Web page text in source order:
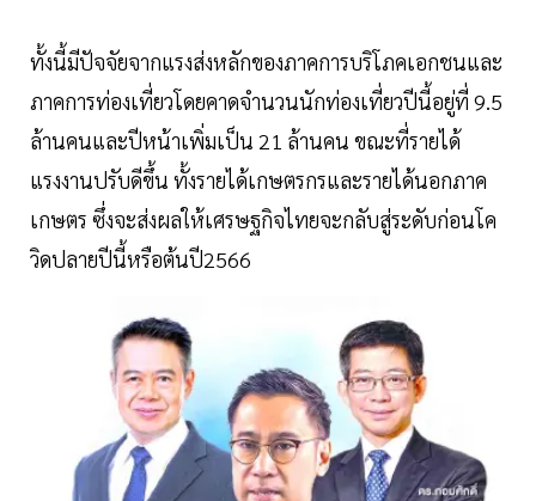
ทั้งนี้มีปัจจัยจากแรงส่งหลักของภาคการบริโภคเอกชนและ
ภาคการท่องเที่ยวโดยคาดจำนวนนักท่องเที่ยวปีนี้อยู่ที่ 9.5
ล้านคนและปีหน้าเพิ่มเป็น 21 ล้านคน ขณะที่รายได้
แรงงานปรับดีขึ้น ทั้งรายได้เกษตรกรและรายได้นอกภาค
เกษตร ซึ่งจะส่งผลให้เศรษฐกิจไทยจะกลับสู่ระดับก่อนโค
วิดปลายปีนี้หรือต้นปี2566